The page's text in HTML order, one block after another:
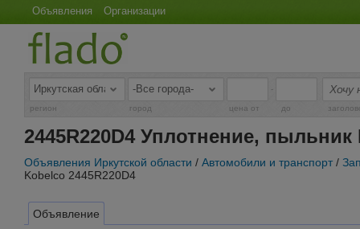
Объявления Организации
-
регион город цена от до
2445R220D4 Уплотнение, пыльник
Объявления Иркутской области / Автомобили и транспорт /
Kobelco 2445R220D4
Объявление